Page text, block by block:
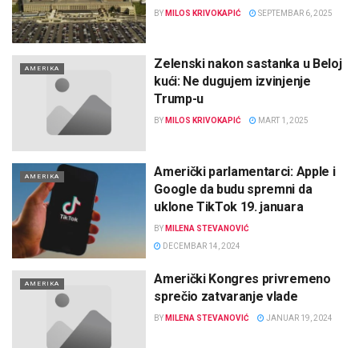
BY MILOS KRIVOKAPIĆ SEPTEMBAR 6, 2025
AMERIKA
Zelenski nakon sastanka u Beloj
kući: Ne dugujem izvinjenje
Trump-u
BY MILOS KRIVOKAPIĆ MART 1, 2025
AMERIKA
Američki parlamentarci: Apple i
Google da budu spremni da
uklone TikTok 19. januara
BY MILENA STEVANOVIĆ
DECEMBAR 14, 2024
AMERIKA
Američki Kongres privremeno
sprečio zatvaranje vlade
BY MILENA STEVANOVIĆ JANUAR 19, 2024